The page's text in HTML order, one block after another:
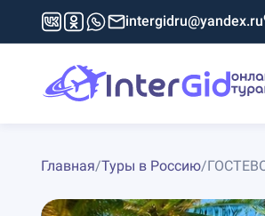
intergidru@yandex.ru
Главная/Туры в Россию/